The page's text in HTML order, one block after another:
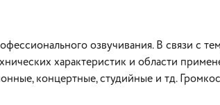
озвучивания. В связи с
характеристик и области
концертные, студийные и тд.